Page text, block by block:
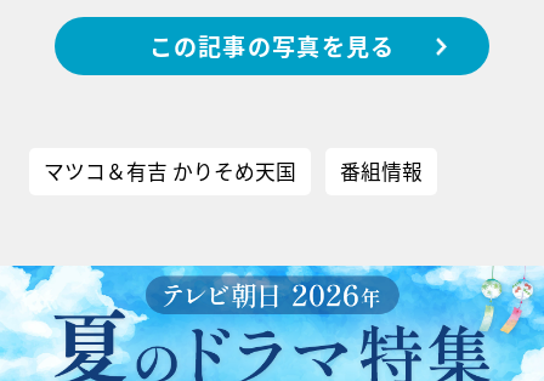
この記事の写真を見る
マツコ＆有吉 かりそめ天国 番組情報